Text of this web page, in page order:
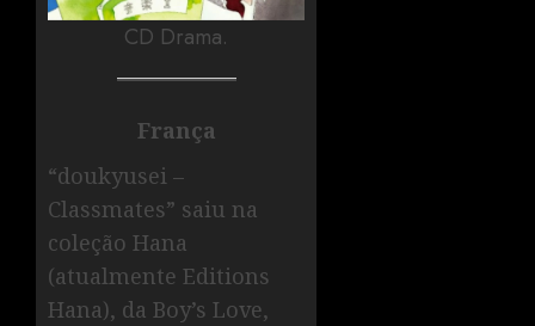
CD Drama.
França
“doukyusei –
Classmates” saiu na
coleção Hana
(atualmente Editions
Hana), da Boy’s Love,